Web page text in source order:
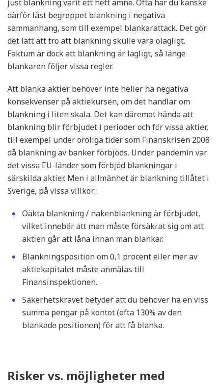
just blankning varit ett hett ämne. Ofta har du kanske
därför läst begreppet blankning i negativa
sammanhang, som till exempel blankarattack. Det gör
det lätt att tro att blankning skulle vara olagligt.
Faktum är dock att blankning är lagligt, så länge
blankaren följer vissa regler.
Att blanka aktier behöver inte heller ha negativa
konsekvenser på aktiekursen, om det handlar om
blankning i liten skala. Det kan däremot hända att
blankning blir förbjudet i perioder och för vissa aktier,
till exempel under oroliga tider som Finanskrisen 2008
då blankning av banker förbjöds. Under pandemin var
det vissa EU-länder som förbjöd blankningar i
särskilda aktier. Men i allmänhet är blankning tillåtet i
Sverige, på vissa villkor:
Oäkta blankning / nakenblankning är förbjudet,
vilket innebär att man måste försäkrat sig om att
aktien går att låna innan man blankar.
Blankningsposition om 0,1 procent eller mer av
aktiekapitalet måste anmälas till
Finansinspektionen.
Säkerhetskravet betyder att du behöver ha en viss
summa pengar på kontot (ofta 130% av den
blankade positionen) för att få blanka.
Risker vs. möjligheter med